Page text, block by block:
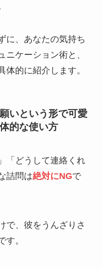
に、あなたの気持ち
ニケーション術と、
体的に紹介します。
いという形で可愛
的な使い方
「どうして連絡くれ
詰問は絶対にNGで
で、彼をうんざりさ
す。